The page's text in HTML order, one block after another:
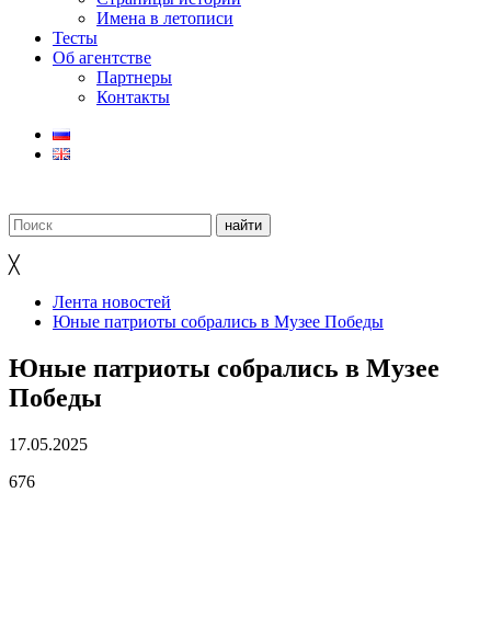
Имена в летописи
Тесты
Об агентстве
Партнеры
Контакты
╳
Лента новостей
Юные патриоты собрались в Музее Победы
Юные патриоты собрались в Музее
Победы
17.05.2025
676